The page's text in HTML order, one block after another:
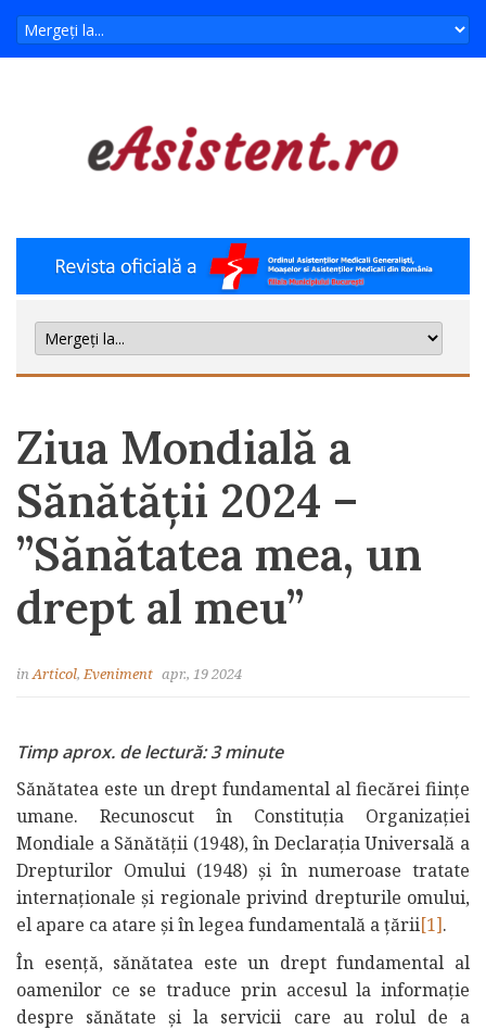
Ziua Mondială a
Sănătății 2024 –
”Sănătatea mea, un
drept al meu”
inArticol, Eveniment apr., 19 2024
Timp aprox. de lectură: 3 minute
Sănătatea este un drept fundamental al fiecărei ființe
umane. Recunoscut în Constituția Organizației
Mondiale a Sănătății (1948), în Declarația Universală a
Drepturilor Omului (1948) și în numeroase tratate
internaționale și regionale privind drepturile omului,
el apare ca atare și în legea fundamentală a țării[1].
În esență, sănătatea este un drept fundamental al
oamenilor ce se traduce prin accesul la informație
despre sănătate și la servicii care au rolul de a